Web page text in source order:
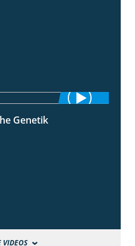
Genetik
VIDEOS